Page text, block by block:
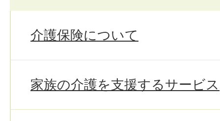
介護保険について
家族の介護を支援するサービス